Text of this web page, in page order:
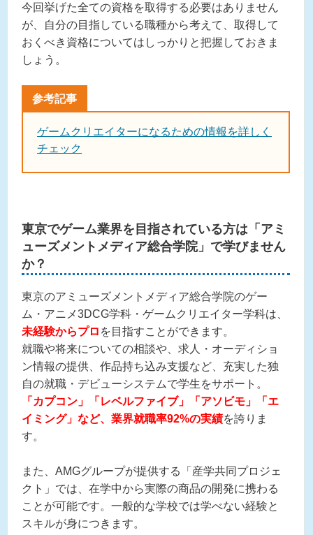
今回挙げた全ての資格を取得する必要はありません
が、自分の目指している職種から考えて、取得して
おくべき資格についてはしっかりと把握しておきま
しょう。
ゲームクリエイターになるための情報を詳しく
チェック
東京でゲーム業界を目指されている方は「アミ
ューズメントメディア総合学院」で学びません
か？
東京のアミューズメントメディア総合学院のゲー
ム・アニメ3DCG学科・ゲームクリエイター学科は、
未経験からプロ を目指すことができます。
就職や将来についての相談や、求人・オーディショ
ン情報の提供、作品持ち込み支援など、充実した独
自の就職・デビューシステムで学生をサポート。
「カプコン」「レベルファイブ」「アソビモ」「エ
イミング」など、業界就職率92%の実績を誇りま
す。
また、AMGグループが提供する「産学共同プロジェ
クト」では、在学中から実際の商品の開発に携わる
ことが可能です。一般的な学校では学べない経験と
スキルが身につきます。